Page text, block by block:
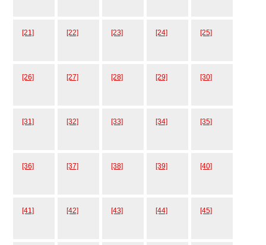
[21] [22] [23] [24] [25]
[26] [27] [28] [29] [30]
[31] [32] [33] [34] [35]
[36] [37] [38] [39] [40]
[41] [42] [43] [44] [45]